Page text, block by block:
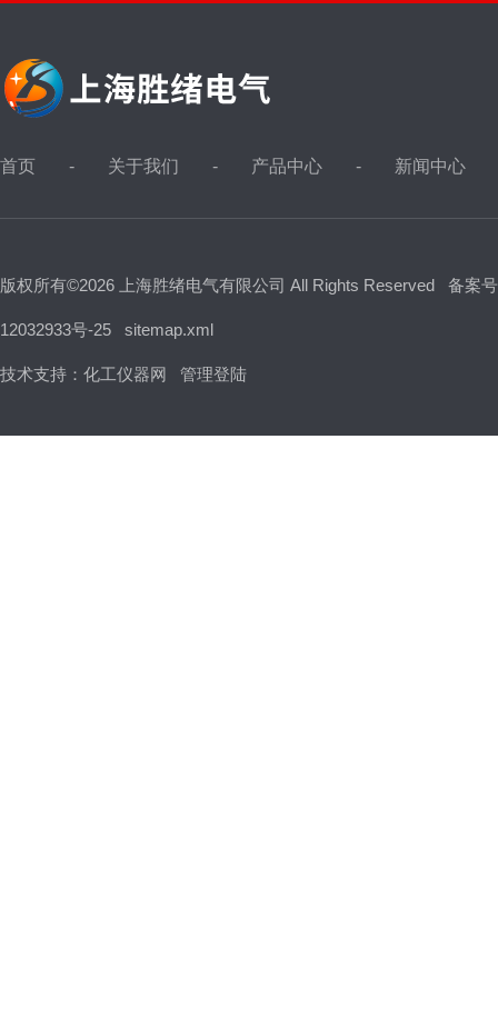
首页 关于我们 产品中心 新闻中心
版权所有©2026 上海胜绪电气有限公司 All Rights Reserved 备案
12032933号-25 sitemap.xml
技术支持： 化工仪器网 管理登陆